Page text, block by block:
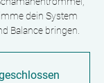
dein System
Balance bringen.